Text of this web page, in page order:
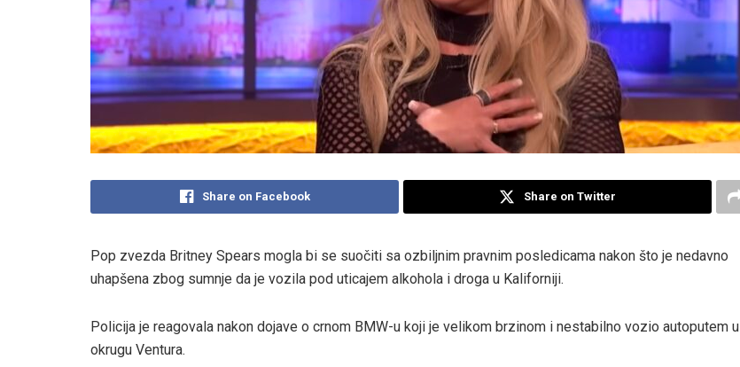
Share on Facebook Share on Twitter
Pop zvezda Britney Spears mogla bi se suočiti sa ozbiljnim pravnim posledicama nakon što je nedavno
uhapšena zbog sumnje da je vozila pod uticajem alkohola i droga u Kaliforniji.
Policija je reagovala nakon dojave o crnom BMW-u koji je velikom brzinom i nestabilno vozio autoputem u
okrugu Ventura.